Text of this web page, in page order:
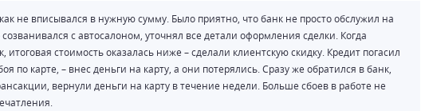
не вписывался в нужную сумму. Было приятно, что банк не просто обслужил на
с автосалоном, уточнял все детали оформления сделки. Когда
стоимость оказалась ниже – сделали клиентскую скидку. Кредит погасил
по карте, – внес деньги на карту, а они потерялись. Сразу же обратился в банк,
вернули деньги на карту в течение недели. Больше сбоев в работе не